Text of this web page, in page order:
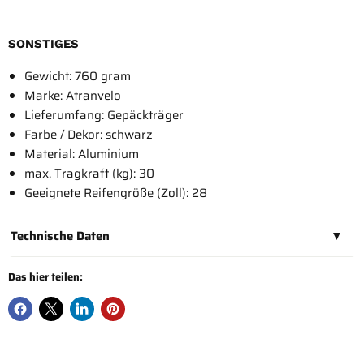
SONSTIGES
Gewicht:760 gram
Marke:Atranvelo
Lieferumfang: Gepäckträger
Farbe / Dekor:schwarz
Material:Aluminium
max. Tragkraft (kg): 30
Geeignete Reifengröße (Zoll): 28
Technische Daten ▼
Das hier teilen: